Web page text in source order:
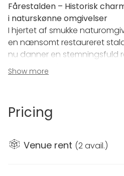
Fårestalden – Historisk
i naturskønne omgivelser
I hjertet af smukke
en nænsomt restaureret
nu danner en stemningsfuld
fester og ophold. Med sin
originale detaljer og moderne
Fårestalden tilbyder tre
kan lejes individuelt eller
Show more
Pricing
Venue rent (2 avail.)